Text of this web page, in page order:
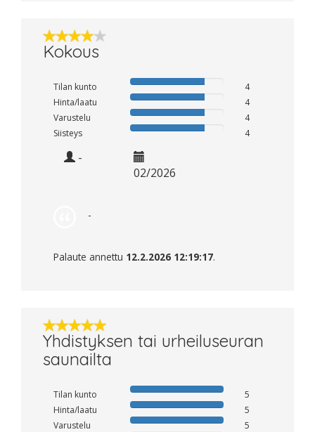
Kokous
Tilan kunto
4
Hinta/laatu
4
Varustelu
4
Siisteys
4
-
02/2026
-
Palaute annettu 12.2.2026 12:19:17.
Yhdistyksen tai urheiluseuran
saunailta
Tilan kunto
5
Hinta/laatu
5
Varustelu
5